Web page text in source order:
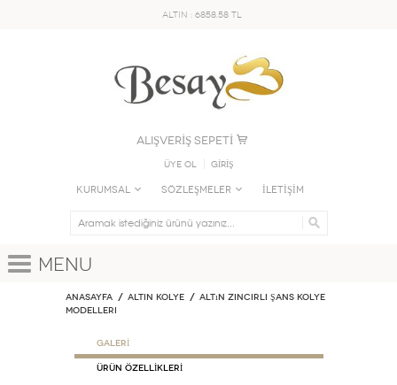
ALTIN : 6858.58 TL
ALIŞVERİŞ SEPETİ
Üye Ol GİRİŞ
KURUMSAL SÖZLEŞMELER İLETİŞİM
Menu
Anasayfa ALTIN KOLYE
Altın Zincirli Şans Kolye
Modelleri
GALERİ
ÜRÜN ÖZELLİKLERİ